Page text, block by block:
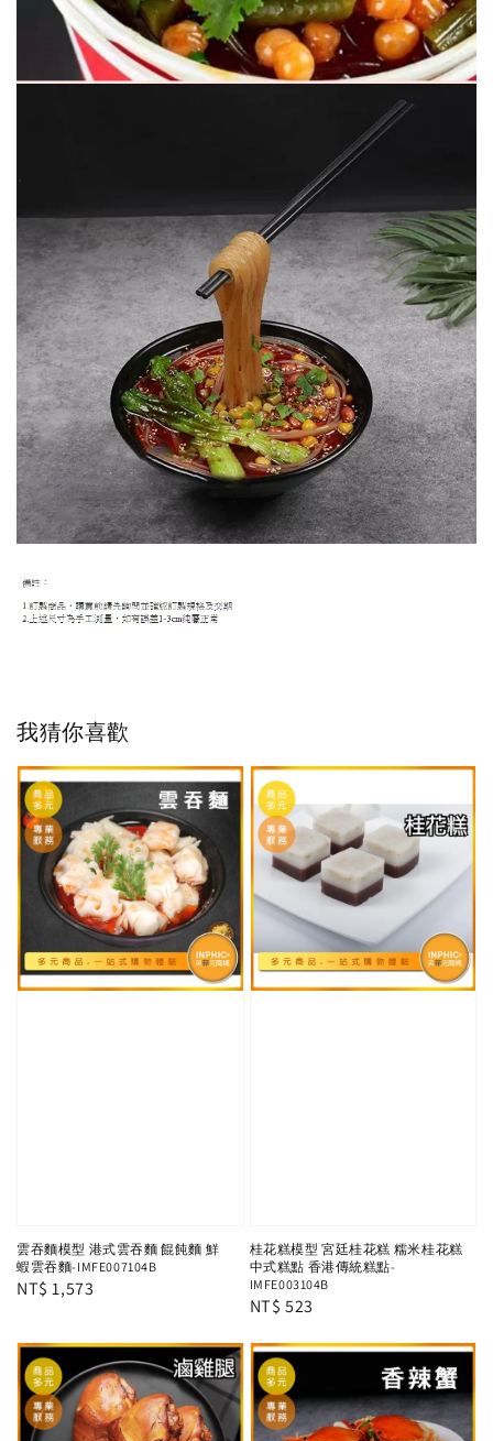
我猜你喜歡
雲吞麵模型 港式雲吞麵 餛飩麵 鮮
蝦雲吞麵-IMFE007104B
Regular
NT$ 1,573
桂花糕模型 宮廷桂花糕 糯米桂花糕
中式糕點 香港傳統糕點-
IMFE003104B
Regular
NT$ 523